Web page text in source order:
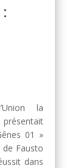
la
01 »
Fausto
dans